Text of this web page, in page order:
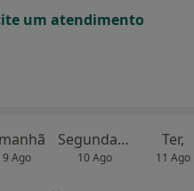
um atendimento
9 Ago
Segunda-feira
10 Ago
Ter,
11 Ago